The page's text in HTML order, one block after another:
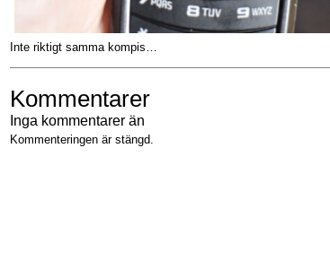
Inte riktigt samma kompis…
Kommentarer
Inga kommentarer än
Kommenteringen är stängd.